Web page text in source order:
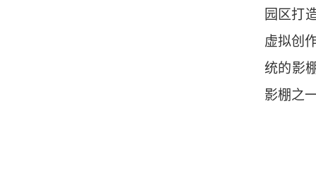
园区打
虚拟创
统的影
影棚之